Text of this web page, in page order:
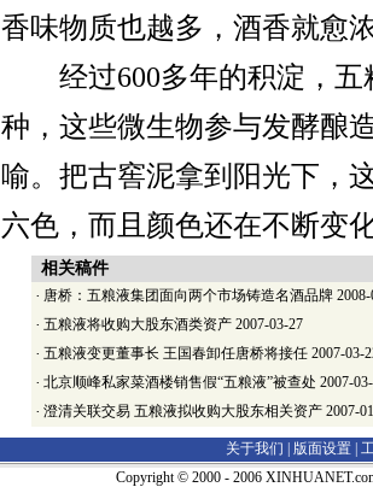
香味物质也越多，酒香就愈
经过600多年的积淀，五
种，这些微生物参与发酵酿
喻。把古窖泥拿到阳光下，
六色，而且颜色还在不断变
相关稿件
· 唐桥：五粮液集团面向两个市场铸造名酒品牌
· 五粮液将收购大股东酒类资产 2007-03-27
· 五粮液变更董事长 王国春卸任唐桥将接任 2007-03-
· 北京顺峰私家菜酒楼销售假“五粮液”被查处 2007-
· 澄清关联交易 五粮液拟收购大股东相关资产 2007-
关于我们 | 版面设置
Copyright © 2000 - 2006